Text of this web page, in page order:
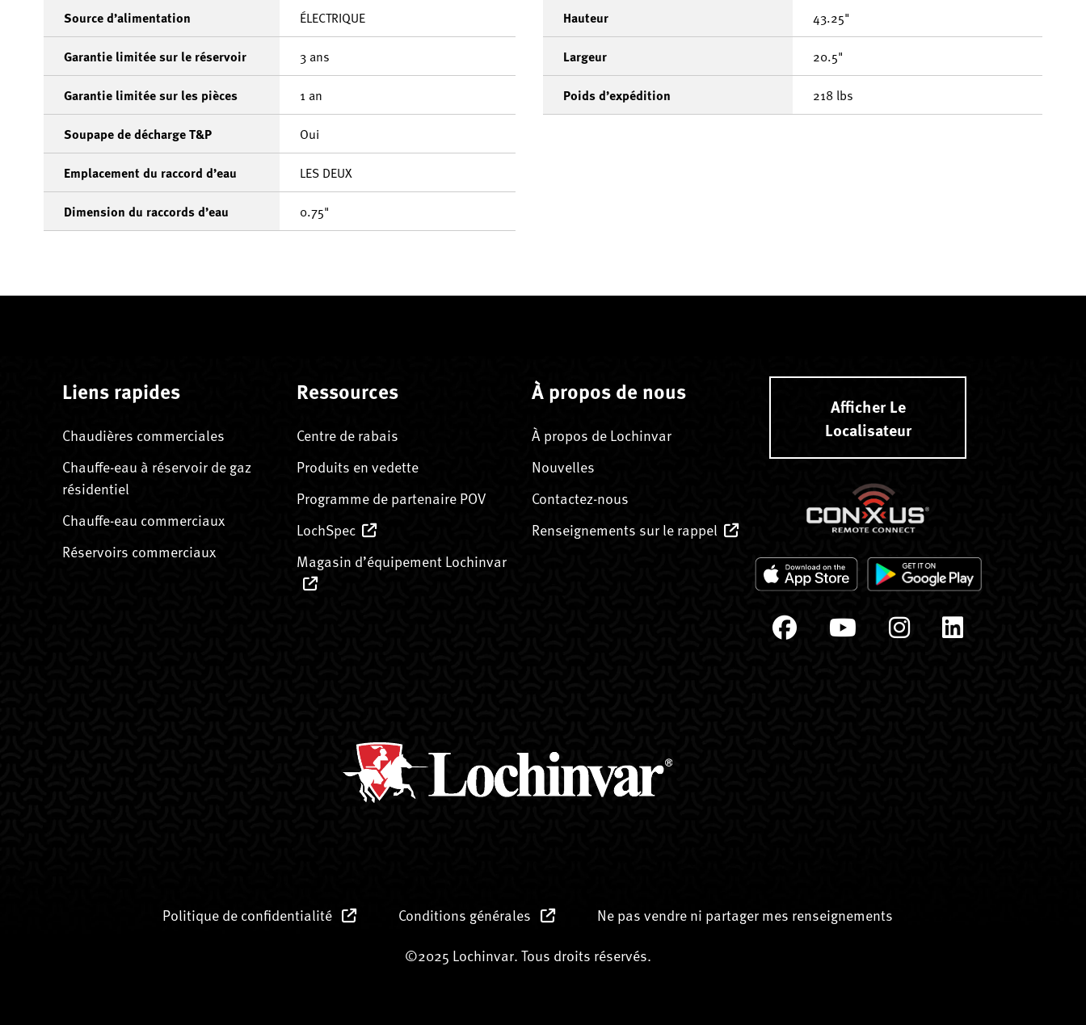
Source d’alimentation ÉLECTRIQUE
Garantie limitée sur le réservoir 3 ans
Garantie limitée sur les pièces 1 an
Soupape de décharge T&P Oui
Emplacement du raccord d’eau LES DEUX
Dimension du raccords d’eau 0.75"
Hauteur 43.25"
Largeur 20.5"
Poids d’expédition 218 lbs
Liens rapides
Chaudières commerciales
Chauffe-eau à réservoir de gaz
résidentiel
Chauffe-eau commerciaux
Réservoirs commerciaux
Ressources
Centre de rabais
Produits en vedette
Programme de partenaire POV
LochSpec
Magasin d’équipement Lochinvar
À propos de nous
À propos de Lochinvar
Nouvelles
Contactez-nous
Renseignements sur le rappel
Afficher Le
Localisateur
Politique de confidentialité Conditions générales
Ne pas vendre ni partager mes renseignements
©2025 Lochinvar. Tous droits réservés.